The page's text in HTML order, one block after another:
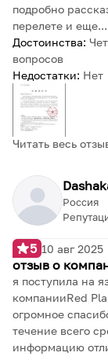
подробно
перелете и еще...
Достоинства:
вопросов
Недостатки: Нет
Читать весь
Россия
5 10 авг 2025
отзыв о
я поступила на
компанииRed
огромное
течение всего
информацию